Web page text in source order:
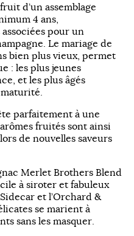
d’un assemblage
4 ans,
pour un
Le mariage de
bien plus vieux, permet
: les plus jeunes
et les plus âgés
parfaitement à une
fruités sont ainsi
de nouvelles saveurs
Merlet Brothers Blend
à siroter et fabuleux
et l’Orchard &
se marient à
sans les masquer.